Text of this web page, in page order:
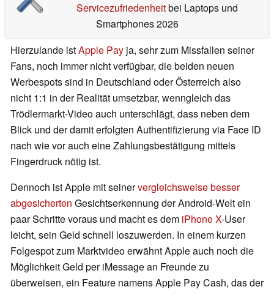
Servicezufriedenheitbei Laptops und
Smartphones 2026
Hierzulande istApple Pay ja, sehr zum Missfallen seiner
Fans, noch immer nicht verfügbar, die beiden neuen
Werbespots sind in Deutschland oder Österreich also
nicht 1:1 in der Realität umsetzbar, wenngleich das
Trödlermarkt-Video auch unterschlägt, dass neben dem
Blick und der damit erfolgten Authentifizierung via Face ID
nach wie vor auch eine Zahlungsbestätigung mittels
Fingerdruck nötig ist.
Dennoch ist Apple mit seinervergleichsweise besser
abgesicherten Gesichtserkennung der Android-Welt ein
paar Schritte voraus und macht es dem iPhone X-User
leicht, sein Geld schnell loszuwerden. In einem kurzen
Folgespot zum Marktvideo erwähnt Apple auch noch die
Möglichkeit Geld per iMessage an Freunde zu
überweisen, ein Feature namens Apple Pay Cash, das der